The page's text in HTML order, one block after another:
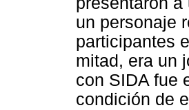
un personaje
participantes
mitad, era un
con SIDA fue
condición de